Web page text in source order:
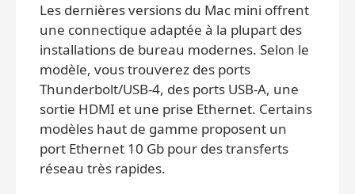
Les dernières versions du Mac mini offrent
une connectique adaptée à la plupart des
installations de bureau modernes. Selon le
modèle, vous trouverez des ports
Thunderbolt/USB‑4, des ports USB‑A, une
sortie HDMI et une prise Ethernet. Certains
modèles haut de gamme proposent un
port Ethernet 10 Gb pour des transferts
réseau très rapides.